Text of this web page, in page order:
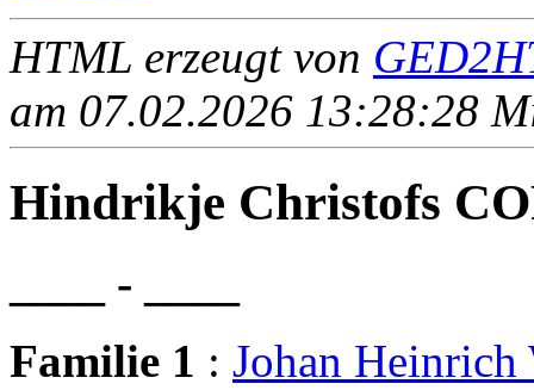
HTML erzeugt von
am 07.02.2026 13:28:28
Hindrikje Christofs
____ - ____
Familie 1 : Johan